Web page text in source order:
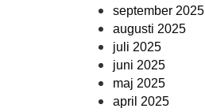
september 2025
augusti 2025
juli 2025
juni 2025
maj 2025
april 2025